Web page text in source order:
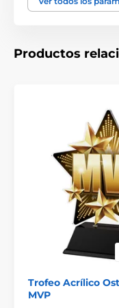
Productos
Trofeo Acrílico
MVP